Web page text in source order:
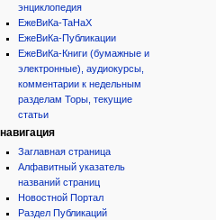
энциклопедия
ЕжеВиКа-ТаНаХ
ЕжеВиКа-Публикации
ЕжеВиКа-Книги (бумажные и
электронные), аудиокурсы,
комментарии к недельным
разделам Торы, текущие
статьи
навигация
Заглавная страница
Алфавитный указатель
названий страниц
Новостной Портал
Раздел Публикаций